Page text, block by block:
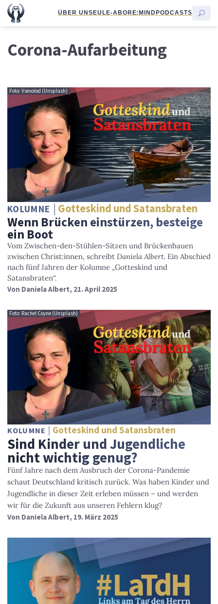
ÜBER UNSEULE-ABORE:MINDPODCASTS
Corona-Aufarbeitung
Foto: Vsevolod (Unsplash)
KOLUMNE Gotteskind und Satansbraten
Wenn Brücken einstürzen, besteige
ein Boot
Vom Zwischen-den-Stühlen-Sitzen und Brückenbauen
zwischen Christ:innen, schreibt Daniela Albert. Ein Abschied
nach fünf Jahren der Kolumne „Gotteskind und
Satansbraten“.
Von Daniela Albert, 21. April 2025
Foto: Rachel Coyne (Unsplash)
KOLUMNE Gotteskind und Satansbraten
Sind Kinder und Jugendliche
nicht wichtig genug?
Fünf Jahre nach dem Ausbruch der Corona-Pandemie
schaut Deutschland kritisch zurück. Was haben Kinder und
Jugendliche in dieser Zeit erleben müssen – und werden
wir für die Zukunft aus unseren Fehlern klug?
Von Daniela Albert, 19. März 2025